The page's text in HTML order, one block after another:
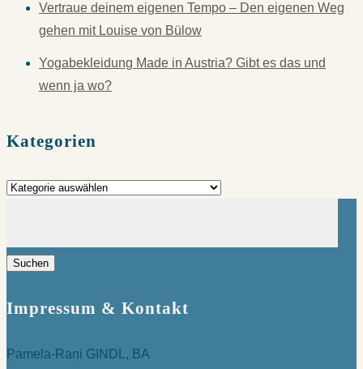
Vertraue deinem eigenen Tempo – Den eigenen Weg
gehen mit Louise von Bülow
Yogabekleidung Made in Austria? Gibt es das und
wenn ja wo?
Kategorien
Kategorien
Impressum & Kontakt
Pamela-Rani GINDL, BA